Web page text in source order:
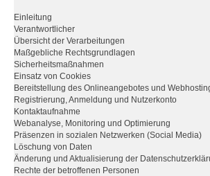
Einleitung
Verantwortlicher
Übersicht der Verarbeitungen
Maßgebliche Rechtsgrundlagen
Sicherheitsmaßnahmen
Einsatz von Cookies
Bereitstellung des Onlineangebotes und
Registrierung, Anmeldung und Nutzerkonto
Kontaktaufnahme
Webanalyse, Monitoring und Optimierung
Präsenzen in sozialen Netzwerken (Social Media)
Löschung von Daten
Änderung und Aktualisierung der
Rechte der betroffenen Personen